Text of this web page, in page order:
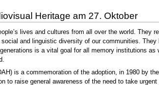
Heritage am 27. Oktober
lives and cultures from all over the world.
and linguistic diversity of our communities.
is a vital goal for all memory institutions
is a commemoration of the adoption, in 1980 by
to raise general awareness of the need to take